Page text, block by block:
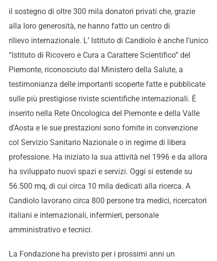
il sostegno di oltre 300 mila donatori privati che, grazie
alla loro generosità, ne hanno fatto un centro di
rilievo internazionale. L’ Istituto di Candiolo è anche l’unico
“Istituto di Ricovero e Cura a Carattere Scientifico” del
Piemonte, riconosciuto dal Ministero della Salute, a
testimonianza delle importanti scoperte fatte e pubblicate
sulle più prestigiose riviste scientifiche internazionali. È
inserito nella Rete Oncologica del Piemonte e della Valle
d’Aosta e le sue prestazioni sono fornite in convenzione
col Servizio Sanitario Nazionale o in regime di libera
professione. Ha iniziato la sua attività nel 1996 e da allora
ha sviluppato nuovi spazi e servizi. Oggi si estende su
56.500 mq, di cui circa 10 mila dedicati alla ricerca. A
Candiolo lavorano circa 800 persone tra medici, ricercatori
italiani e internazionali, infermieri, personale
amministrativo e tecnici.
La Fondazione ha previsto per i prossimi anni un